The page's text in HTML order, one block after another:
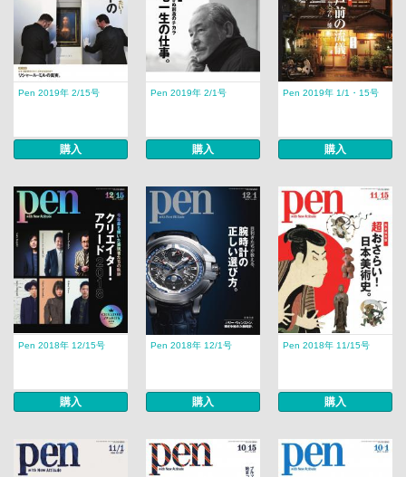
Pen 2019年 2/15号
購入
Pen 2019年 2/1号
購入
Pen 2019年 1/1・15号
購入
Pen 2018年 12/15号
購入
Pen 2018年 12/1号
購入
Pen 2018年 11/15号
購入